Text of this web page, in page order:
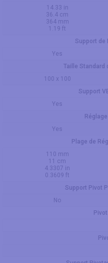
14.33 in
36.4 cm
364 mm
1.19 ft
Support de
Yes
Taille Standard
100 x 100
Support
Yes
Yes
Plage de
110 mm
11 cm
4.3307 in
0.3609 ft
Support Pivot
No